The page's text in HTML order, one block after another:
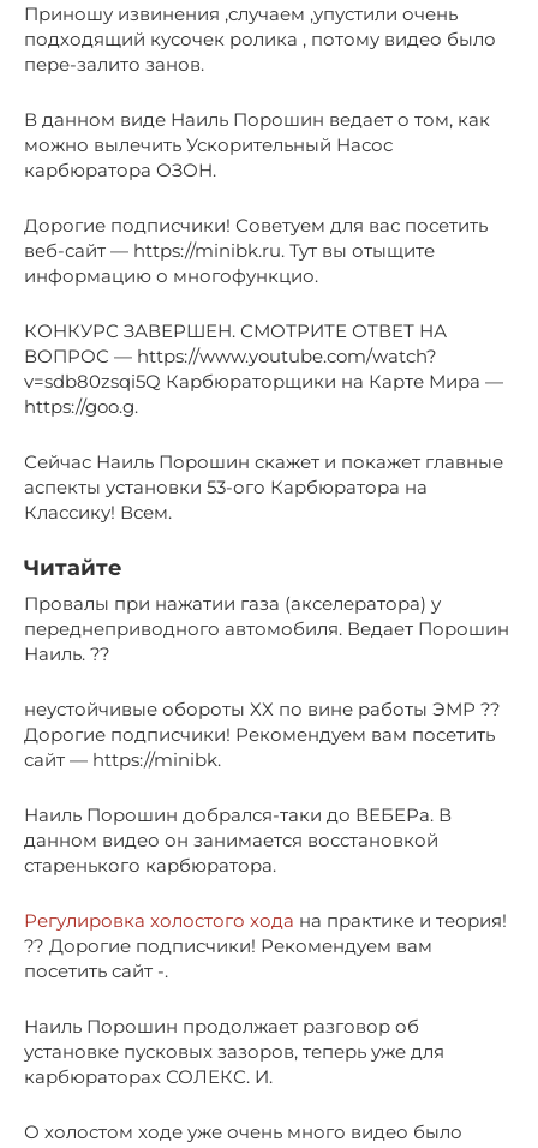
Приношу извинения ,случаем ,упустили очень
подходящий кусочек ролика , потому видео было
пере-залито занов.
В данном виде Наиль Порошин ведает о том, как
можно вылечить Ускорительный Насос
карбюратора ОЗОН.
Дорогие подписчики! Советуем для вас посетить
веб-сайт — https://minibk.ru. Тут вы отыщите
информацию о многофункцио.
КОНКУРС ЗАВЕРШЕН. СМОТРИТЕ ОТВЕТ НА
ВОПРОС — https://www.youtube.com/watch?
v=sdb80zsqi5Q Карбюраторщики на Карте Мира —
https://goo.g.
Сейчас Наиль Порошин скажет и покажет главные
аспекты установки 53-ого Карбюратора на
Классику! Всем.
Читайте
Провалы при нажатии газа (акселератора) у
переднеприводного автомобиля. Ведает Порошин
Наиль. ??
неустойчивые обороты ХХ по вине работы ЭМР ??
Дорогие подписчики! Рекомендуем вам посетить
сайт — https://minibk.
Наиль Порошин добрался-таки до ВЕБЕРа. В
данном видео он занимается восстановкой
старенького карбюратора.
Регулировка холостого хода на практике и теория!
?? Дорогие подписчики! Рекомендуем вам
посетить сайт -.
Наиль Порошин продолжает разговор об
установке пусковых зазоров, теперь уже для
карбюраторах СОЛЕКС. И.
О холостом ходе уже очень много видео было